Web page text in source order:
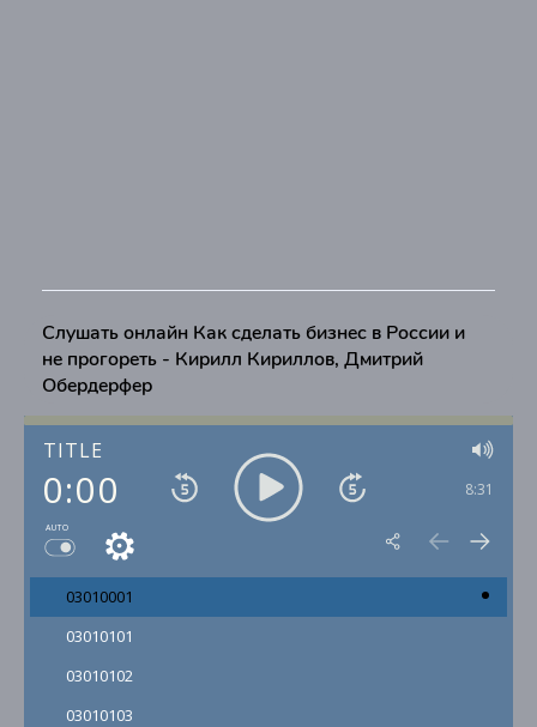
Слушать онлайн Как сделать бизнес в России и
не прогореть - Кирилл Кириллов, Дмитрий
Обердерфер
TITLE
0:00 8:31
AUTO
03010001
03010101
03010102
03010103